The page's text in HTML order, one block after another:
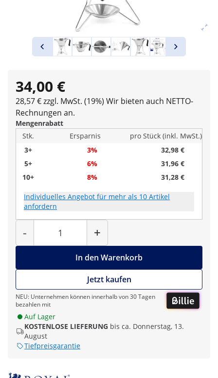
34,00 €
28,57 € zzgl. MwSt. (19%) Wir bieten auch NETTO-
Rechnungen an.
Mengenrabatt
Stk.
Ersparnis
pro Stück (inkl. MwSt.)
3+
3%
32,98 €
5+
6%
31,96 €
10+
8% 31,28 €
Individuelles Angebot für mehr als 10 Artikel
anfordern
-
Menge
+
In den Warenkorb
Jetzt kaufen
NEU: Unternehmen können innerhalb von 30 Tagen
bezahlen mit
Auf Lager
KOSTENLOSE LIEFERUNG bis ca. Donnerstag, 13.
August
Tiefpreisgarantie